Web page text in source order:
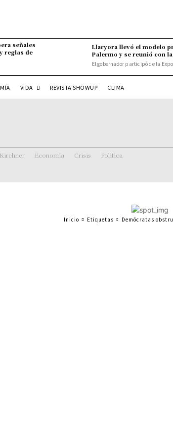
señales
reglas de
Llaryora llevó el modelo
Palermo y se reunió con la
El gobernador participó de la
VIDA REVISTA SHOWUP CLIMA
Economía Crisis Politica
Inicio Etiquetas Demócratas